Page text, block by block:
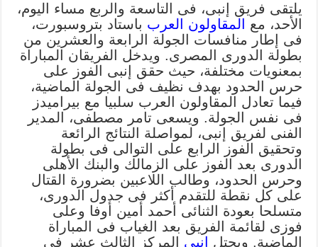
يلتقى فريق إنبى، فى التاسعة والربع مساء اليوم،
الأحد، مع
المقاولون العرب باستاد بتروسبورت،
فى إطار منافسات الجولة الرابعة والعشرين من
بطولة الدورى المصرى. ويدخل الفريقان المباراة
بمعنويات مختلفة، حيث حقق إنبى الفوز على
حرس الحدود بهدف نظيف فى الجولة الماضية،
فيما تعادل المقاولون العرب سلبيا مع بيراميدز
فى نفس الجولة. ويسعى تامر مصطفى، المدير
الفنى لفريق إنبى، لمواصلة النتائج الرائعة
وتحقيق الفوز الرابع على التوالى فى بطولة
الدورى بعد الفوز على الزمالك والبنك الأهلى
وحرس الحدود، وطالب اللاعبين بضرورة القتال
على كل نقطة للتقدم أكثر فى جدول الدورى،
متسلحا بعودة الثنائى أحمد أمين أوفا وعلى
فوزى لقائمة الفريق بعد الغياب فى المباراة
الماضية. ويحتل
إنبى المركز الثالث عشر في